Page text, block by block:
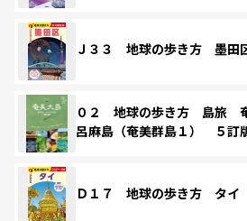
Ｊ３３ 地球の歩き方 墨田
０２ 地球の歩き方 島旅
呂麻島（奄美群島１） ５訂
Ｄ１７ 地球の歩き方 タイ